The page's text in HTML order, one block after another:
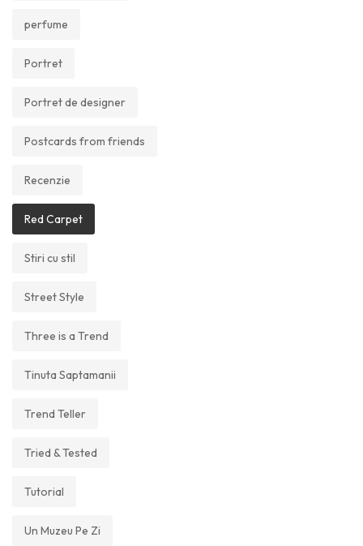
perfume
Portret
Portret de designer
Postcards from friends
Recenzie
Red Carpet
Stiri cu stil
Street Style
Three is a Trend
Tinuta Saptamanii
Trend Teller
Tried & Tested
Tutorial
Un Muzeu Pe Zi